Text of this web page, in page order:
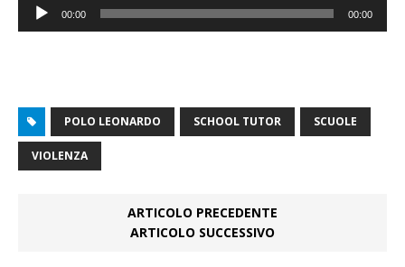
Audio
Player
00:00 00:00
POLO LEONARDO SCHOOL TUTOR SCUOLE
VIOLENZA
ARTICOLO PRECEDENTE
ARTICOLO SUCCESSIVO